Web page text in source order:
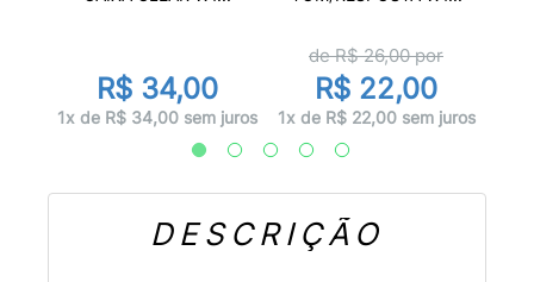
R$ 34,00
1x de R$ 34,00 sem juros
de R$26,00por
R$ 22,00
1x de R$ 22,00 sem juros
DESCRIÇÃO